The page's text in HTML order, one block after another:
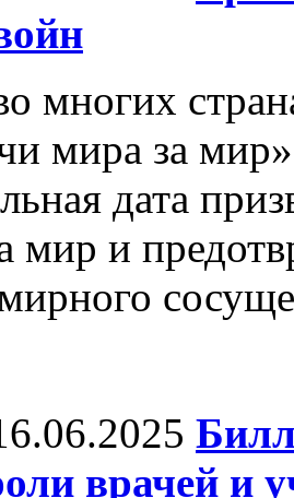
многих
мира за
дата
мир и
врачей и